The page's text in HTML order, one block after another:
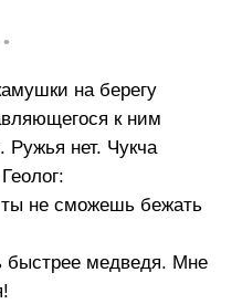
на берегу
к ним
Ружья нет. Чукча
не сможешь бежать
медведя. Мне